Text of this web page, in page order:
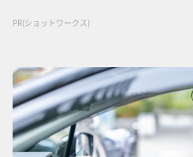
PR(ショットワークス)